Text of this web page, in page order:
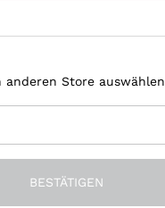
anderen Store auswählen
BESTÄTIGEN